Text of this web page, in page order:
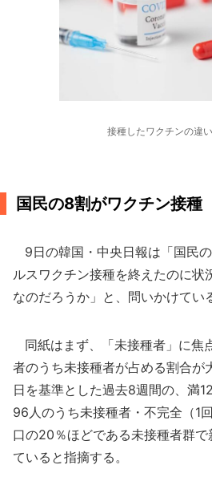
接種したワクチンの違
国民の8割がワクチン接種
9日の韓国・中央日報は「国民
ルスワクチン接種を終えたのに状
なのだろうか」と、問いかけてい
同紙はまず、「未接種者」に焦
者のうち未接種者が占める割合が
日を基準とした過去8週間の、満
96人のうち未接種者・不完全（1
口の20％ほどである未接種者群
ていると指摘する。